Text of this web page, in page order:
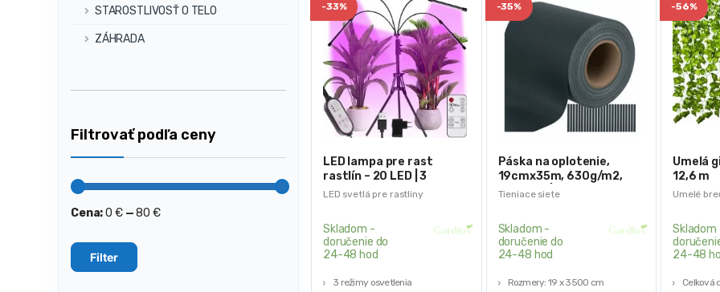
LED svetlá pre rastliny
-33%
LED lampa pre rast
rastlín – 20 LED | 3
režimy
Skladom -
doručenie do
24-48 hod
3 režimy osvetlenia
Tieniace siete
-35%
Páska na oplotenie,
19cmx35m, 630g/m2,
antracit | Gardlov
Skladom -
doručenie do
24-48 hod
Rozmery: 19 x 3500 cm
Umelé
-56%
Umelá
12,6 m
Skladom
24-48
Celková
STAROSTLIVOSŤ O TELO
ZÁHRADA
Filtrovať podľa ceny
Minimálna
Maximálna
Filter
Cena:0 €—80 €